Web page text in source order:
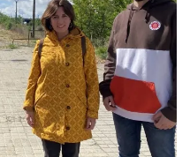
m
ti
r